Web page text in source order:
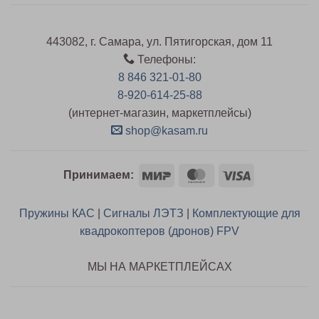
443082, г. Самара, ул. Пятигорская, дом 11
Телефоны:
8 846 321-01-80
8-920-614-25-88
(интернет-магазин, маркетплейсы)
shop@kasam.ru
Принимаем: Mir MasterCard
Visa
Пружины КАС Сигналы ЛЭТЗ
Комплектующие для
квадрокоптеров (дронов) FPV
МЫ НА МАРКЕТПЛЕЙСАХ